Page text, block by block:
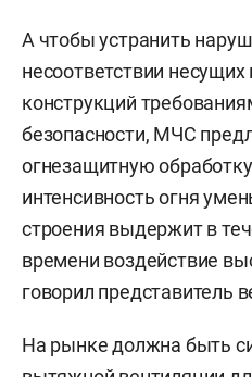
А чтобы устранить
несоответствии
конструкций
безопасности, МЧС
огнезащитную
интенсивность огня
строения выдержит в
времени воздействие
говорил представитель
На рынке должна быть